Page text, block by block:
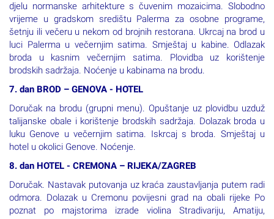
gradića Monreale, poznatom po katedrali iz 12. stoljeća, remek
djelu normanske arhitekture s čuvenim mozaicima. Slobodno
vrijeme u gradskom središtu Palerma za osobne programe,
šetnju ili večeru u nekom od brojnih restorana. Ukrcaj na brod u
luci Palerma u večernjim satima. Smještaj u kabine. Odlazak
broda u kasnim večernjim satima. Plovidba uz korištenje
Doručak na brodu (grupni menu). Opuštanje uz plovidbu uzduž
talijanske obale i korištenje brodskih sadržaja. Dolazak broda u
luku Genove u večernjim satima. Iskrcaj s broda. Smještaj u
Doručak. Nastavak putovanja uz kraća zaustavljanja putem radi
odmora. Dolazak u Cremonu povijesni grad na obali rijeke Po